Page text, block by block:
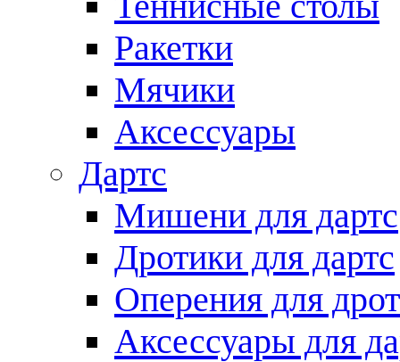
Ракетки
Мячики
Аксессуары
Дартс
Мишени для дартс
Дротики для дартс
Оперения для
Аксессуары для